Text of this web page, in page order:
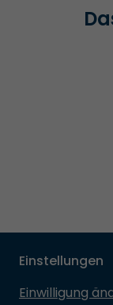
Einstellungen
Einwilligung